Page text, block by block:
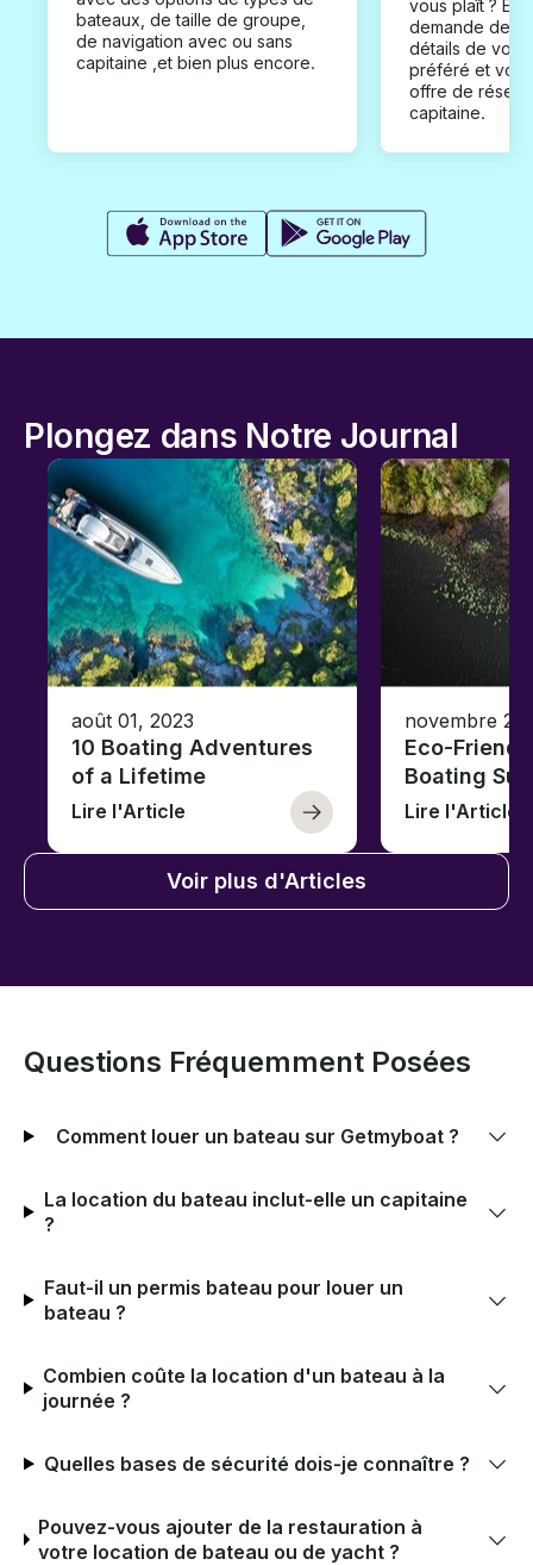
bateaux, de taille de groupe,
de navigation avec ou sans
capitaine ,et bien plus encore.
vous plaît ?
demande de
détails de
préféré et
offre de
capitaine.
Plongez dans Notre Journal
août 01, 2023
10 Boating Adventures
of a Lifetime
Lire l'Article
novembre
Eco-
Boating
Lire l'Article
Voir plus d'Articles
Questions Fréquemment Posées
Comment louer un bateau sur Getmyboat ?
La location du bateau inclut-elle un capitaine
?
Faut-il un permis bateau pour louer un
bateau ?
Combien coûte la location d'un bateau à la
journée ?
Quelles bases de sécurité dois-je connaître ?
Pouvez-vous ajouter de la restauration à
votre location de bateau ou de yacht ?